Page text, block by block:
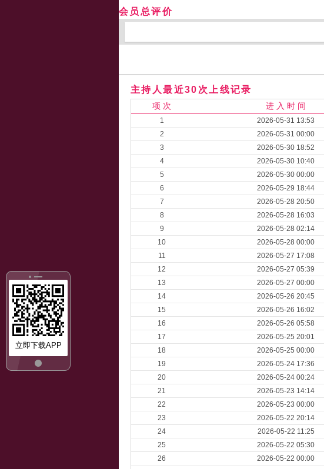
立即下载APP
会员总评价
主持人最近30次上线记录
项 次 进 入 时 间
1 2026-05-31 13:53
2
2026-05-31 00:00
3
2026-05-30 18:52
4
2026-05-30 10:40
5
2026-05-30 00:00
6
2026-05-29 18:44
7
2026-05-28 20:50
8
2026-05-28 16:03
9
2026-05-28 02:14
10
2026-05-28 00:00
11
2026-05-27 17:08
12
2026-05-27 05:39
13
2026-05-27 00:00
14
2026-05-26 20:45
15
2026-05-26 16:02
16
2026-05-26 05:58
17
2026-05-25 20:01
18
2026-05-25 00:00
19
2026-05-24 17:36
20
2026-05-24 00:24
21
2026-05-23 14:14
22
2026-05-23 00:00
23
2026-05-22 20:14
24
2026-05-22 11:25
25
2026-05-22 05:30
26
2026-05-22 00:00